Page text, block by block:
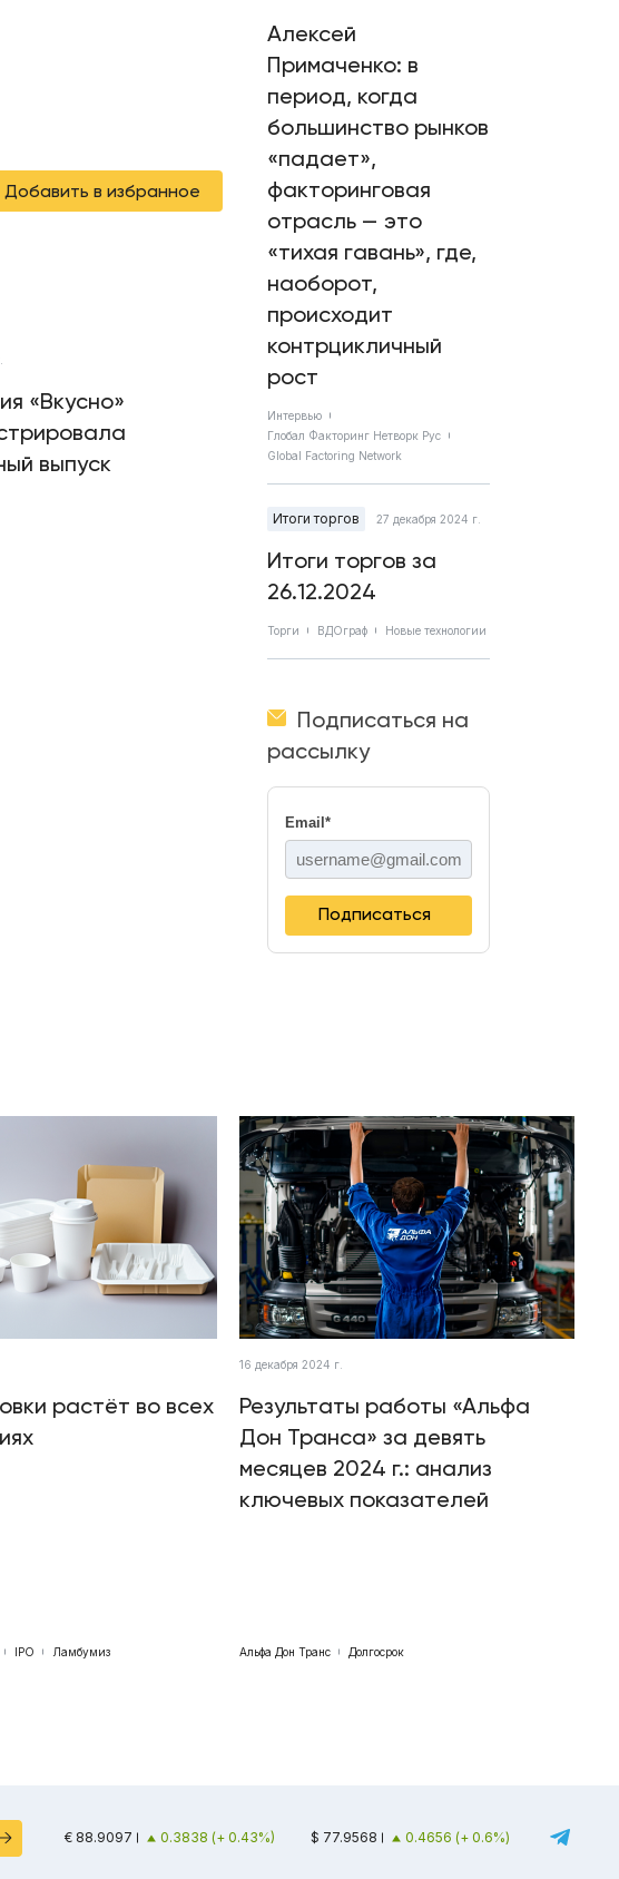
Добавить в избранное
«Вкусно»
выпуск
Алексей
Примаченко: в
период, когда
большинство рынков
«падает»,
факторинговая
отрасль — это
«тихая гавань», где,
наоборот,
происходит
контрцикличный
рост
Интервью
Глобал Факторинг Нетворк Рус
Global Factoring Network
Итоги торгов 27 декабря 2024 г.
Итоги торгов за
26.12.2024
Торги ВДОграф Новые технологии
Подписаться на
рассылку
Email *
Подписаться
растёт во всех
IPO Ламбумиз
16 декабря 2024 г.
Результаты работы «Альфа
Дон Транса» за девять
месяцев 2024 г.: анализ
ключевых показателей
Альфа Дон Транс Долгосрок
€ 88.9097 0.3838 (+ 0.43%) $ 77.9568 0.4656 (+ 0.6%)